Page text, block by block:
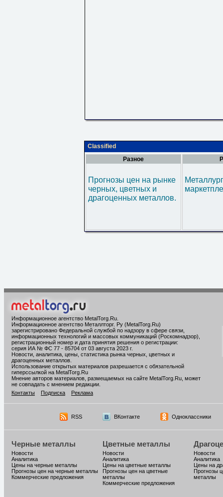
Classified
Разное
Прогнозы цен на рынке
черных, цветных и
драгоценных металлов.
Информационное агентство MetalTorg.Ru
Информационное агентство Металлторг. Ру (MetalTorg.Ru)
зарегистрировано Федеральной службой по надзору в сфере связи,
информационных технологий и массовых коммуникаций (Роскомнадзор),
регистрационный номер и дата принятия решения о регистрации:
серия ИА № ФС 77 - 85704 от 03 августа 2023 г.
Новости, аналитика, цены, статистика рынка черных, цветных и
драгоценных металлов.
Использование открытых материалов разрешается с обязательной
гиперссылкой на MetalTorg.Ru
Мнение авторов материалов, размещаемых на сайте MetalTorg.Ru, может
не совпадать с мнением редакции.
Контакты
Подписка Реклама
RSS ВКонтакте Одноклассники
Черные металлы
Новости
Аналитика
Цены на черные металлы
Прогнозы цен на черные металлы
Коммерческие предложения
Цветные металлы
Новости
Аналитика
Цены на цветные металлы
Прогнозы цен на цветные
металлы
Коммерческие предложения
Новости
Аналитика
Цены на
Прогнозы
металлы